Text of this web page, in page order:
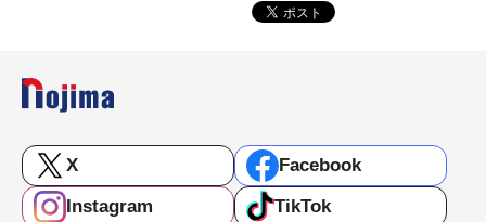
X
Facebook
Instagram
TikTok